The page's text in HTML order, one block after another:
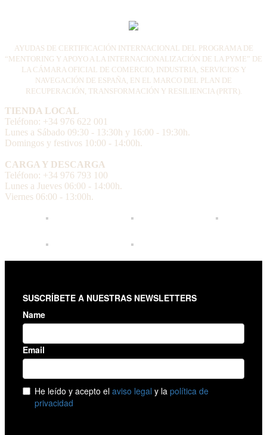
AYUDAS DE CERTIFICACIÓN INTERNACIONAL DEL PROGRAMA DE
“MENTORING Y APOYO A LA INTERNACIONALIZACIÓN DE LA PYME” DE
LA CÁMARA OFICIAL DE COMERCIO, INDUSTRIA, SERVICIOS Y
NAVEGACIÓN DE ESPAÑA, EN EL MARCO DEL PLAN DE
RECUPERACIÓN, TRANSFORMACIÓN Y RESILIENCIA (PRTR).
TIENDA LOCAL
Teléfono: +34 976 622 001
Lunes a Sábado 09:30 - 13:30h y 16:00 - 19:30h.
Domingos y festivos 10:00 - 14:00h.
CARGA Y DESCARGA
Teléfono: +34 976 793 100
Lunes a Jueves 06:00 - 14:00h.
Viernes 06:00 - 13:00h.